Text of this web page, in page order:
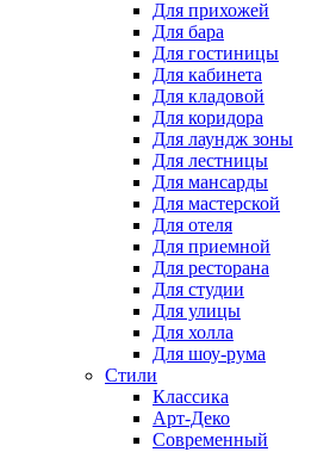
Для прихожей
Для бара
Для гостиницы
Для кабинета
Для кладовой
Для коридора
Для лаундж зоны
Для лестницы
Для мансарды
Для мастерской
Для отеля
Для приемной
Для ресторана
Для студии
Для улицы
Для холла
Для шоу-рума
Стили
Классика
Арт-Деко
Современный